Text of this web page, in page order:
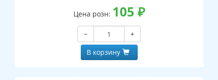
Цена розн: 105 ₽
−
+
В корзину